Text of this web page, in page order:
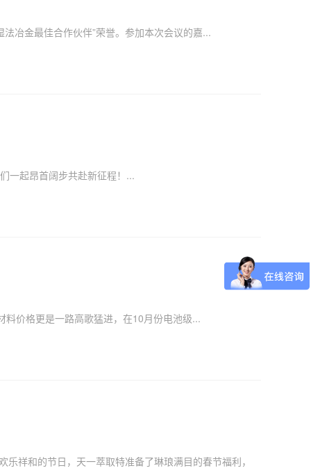
冶金最佳合作伙伴”荣誉。参加本次会议的嘉...
一起昂首阔步共赴新征程！...
价格更是一路高歌猛进，在10月份电池级...
祥和的节日，天一萃取特准备了琳琅满目的春节福利，